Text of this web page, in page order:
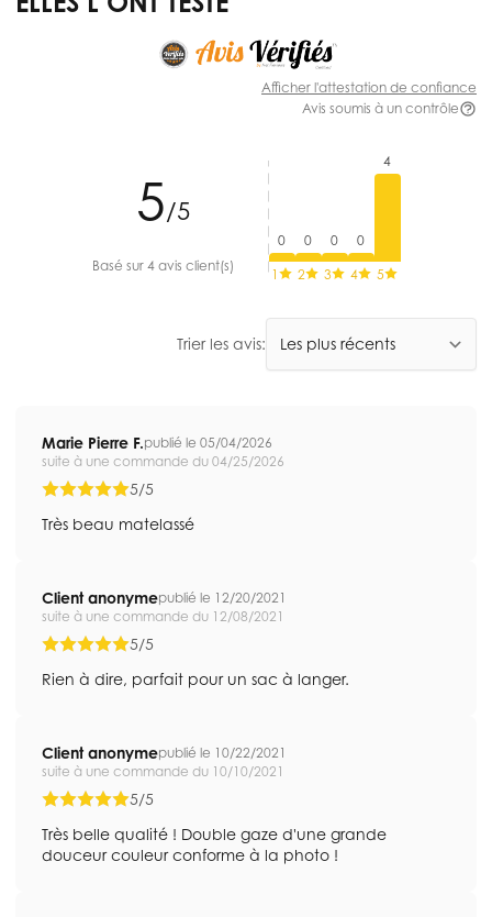
Afficher l'attestation de confiance
Avis soumis à un contrôle
5/5
Basé sur 4 avis client(s)
0
1
0
2
0
3
0
4
4
5
Trier les avis:
Marie Pierre F.publié le 05/04/2026
suite à une commande du 04/25/2026
5/5
Très beau matelassé
Client anonymepublié le 12/20/2021
suite à une commande du 12/08/2021
5/5
Rien à dire, parfait pour un sac à langer.
Client anonymepublié le 10/22/2021
suite à une commande du 10/10/2021
5/5
Très belle qualité ! Double gaze d'une grande
douceur couleur conforme à la photo !